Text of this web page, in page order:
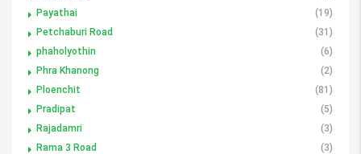
Payathai
(19)
Petchaburi Road
(31)
phaholyothin
(6)
Phra Khanong
(2)
Ploenchit
(81)
Pradipat
(5)
Rajadamri
(3)
Rama 3 Road
(3)